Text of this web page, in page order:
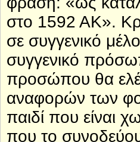
στο 1592 ΑΚ».
σε συγγενικό
συγγενικό
προσώπου θα
αναφορών των
παιδί που είναι
που το